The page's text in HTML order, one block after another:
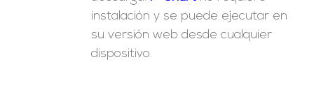
instalación y se puede ejecutar en
su versión web desde cualquier
dispositivo.